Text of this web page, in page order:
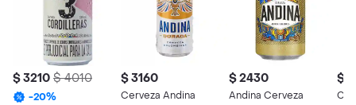
$ 3210 $ 4010
-20%
$ 3160
Cerveza Andina
$ 2430
Andina Cerveza
$